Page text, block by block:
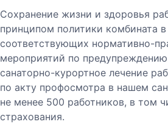
Сохранение жизни и здоровья
принципом политики комбината
соответствующих нормативно-
мероприятий по
санаторно-курортное лечение
по акту профосмотра в нашем
не менее 500 работников, в том
страхования.